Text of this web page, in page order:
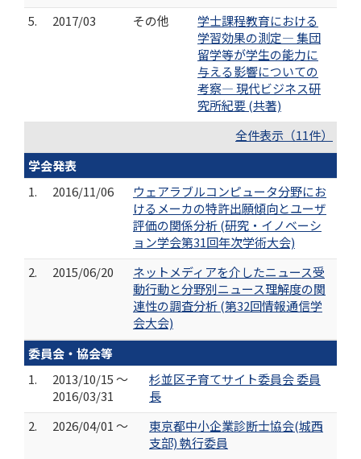
5.
2017/03 その他
学士課程教育における
学習効果の測定― 集団
留学等が学生の能力に
与える影響についての
考察― 現代ビジネス研
究所紀要 (共著)
全件表示（11件）
学会発表
1.
2016/11/06
ウェアラブルコンピュータ分野にお
けるメーカの特許出願傾向とユーザ
評価の関係分析 (研究・イノベーシ
ョン学会第31回年次学術大会)
2.
2015/06/20
ネットメディアを介したニュース受
動行動と分野別ニュース理解度の関
連性の調査分析 (第32回情報通信学
会大会)
委員会・協会等
1.
2013/10/15 ～
2016/03/31
杉並区子育てサイト委員会 委員
長
2.
2026/04/01 ～
東京都中小企業診断士協会(城西
支部) 執行委員